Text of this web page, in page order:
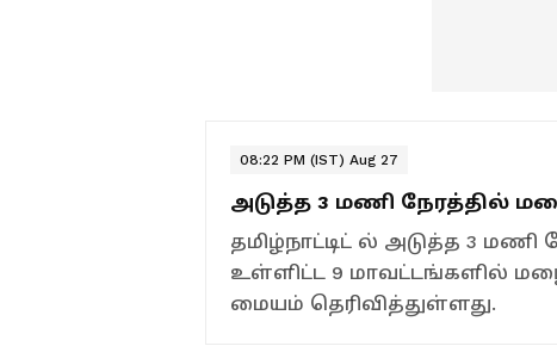
08:22 PM (IST) Aug 27
அடுத்த 3 மணி நேரத்தில்
தமிழ்நாட்டிட் ல் அடுத்த 3
உள்ளிட்ட 9 மாவட்டங்களில்
மையம் தெரிவித்துள்ளது.